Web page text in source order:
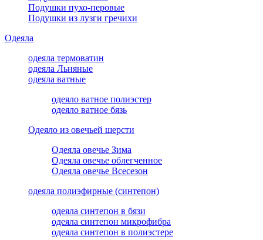
Подушки пухо-перовые
Подушки из лузги гречихи
Одеяла
одеяла термоватин
одеяла Льняные
одеяла ватные
одеяло ватное полиэстер
одеяло ватное бязь
Одеяло из овечьей шерсти
Одеяла овечье Зима
Одеяла овечье облегченное
Одеяла овечье Всесезон
одеяла полиэфирные (синтепон)
одеяла синтепон в бязи
одеяла синтепон микрофибра
одеяла синтепон в полиэстере